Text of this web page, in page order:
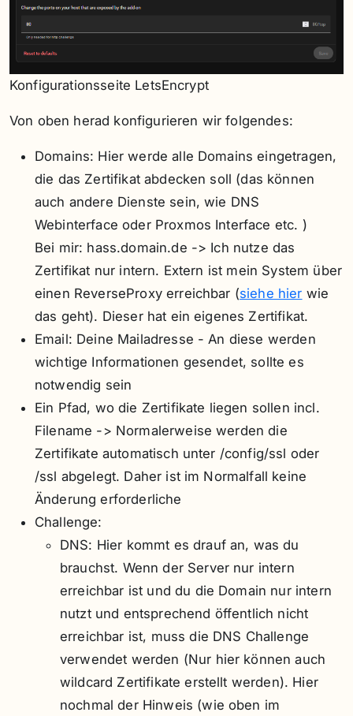
Konfigurationsseite LetsEncrypt
Von oben herad konfigurieren wir folgendes:
Domains: Hier werde alle Domains eingetragen,
die das Zertifikat abdecken soll (das können
auch andere Dienste sein, wie DNS
Webinterface oder Proxmos Interface etc. )
Bei mir: hass.domain.de -> Ich nutze das
Zertifikat nur intern. Extern ist mein System über
einen ReverseProxy erreichbar (siehe hier wie
das geht). Dieser hat ein eigenes Zertifikat.
Email: Deine Mailadresse - An diese werden
wichtige Informationen gesendet, sollte es
notwendig sein
Ein Pfad, wo die Zertifikate liegen sollen incl.
Filename -> Normalerweise werden die
Zertifikate automatisch unter /config/ssl oder
/ssl abgelegt. Daher ist im Normalfall keine
Änderung erforderliche
Challenge:
DNS: Hier kommt es drauf an, was du
brauchst. Wenn der Server nur intern
erreichbar ist und du die Domain nur intern
nutzt und entsprechend öffentlich nicht
erreichbar ist, muss die DNS Challenge
verwendet werden (Nur hier können auch
wildcard Zertifikate erstellt werden). Hier
nochmal der Hinweis (wie oben im